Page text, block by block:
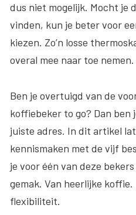
dus niet mogelijk. Mocht je
vinden, kun je beter voor
kiezen. Zo’n losse
overal mee naar toe nemen.
Ben je overtuigd van de
koffiebeker to go? Dan ben
juiste adres. In dit artikel
kennismaken met de vijf
je voor één van deze
gemak. Van heerlijke
flexibiliteit.